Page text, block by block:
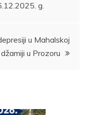
g.
u Mahalskoj
džamiji u Prozoru